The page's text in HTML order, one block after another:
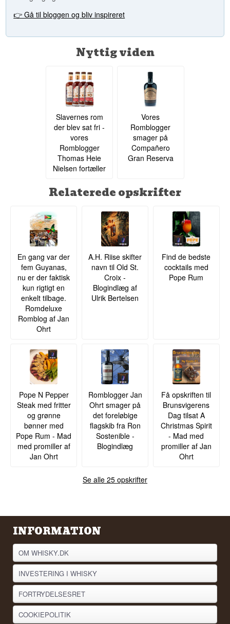
👉 Gå til bloggen og bliv inspireret
Nyttig viden
Slavernes rom
der blev sat fri -
vores
Romblogger
Thomas Heie
Nielsen fortæller
Vores
Romblogger
smager på
Compañero
Gran Reserva
Relaterede opskrifter
En gang var der
fem Guyanas,
nu er der faktisk
kun rigtigt en
enkelt tilbage.
Romdeluxe
Romblog af Jan
Ohrt
A.H. Riise skifter
navn til Old St.
Croix -
Blogindlæg af
Ulrik Bertelsen
Find de bedste
cocktails med
Pope Rum
Pope N Pepper
Steak med fritter
og grønne
bønner med
Pope Rum - Mad
med promiller af
Jan Ohrt
Romblogger Jan
Ohrt smager på
det foreløbige
flagskib fra Ron
Sostenible -
Blogindlæg
Få opskriften til
Brunsvigerens
Dag tilsat A
Christmas Spirit
- Mad med
promiller af Jan
Ohrt
Se alle 25 opskrifter
INFORMATION
OM WHISKY.DK
INVESTERING I WHISKY
FORTRYDELSESRET
COOKIEPOLITIK